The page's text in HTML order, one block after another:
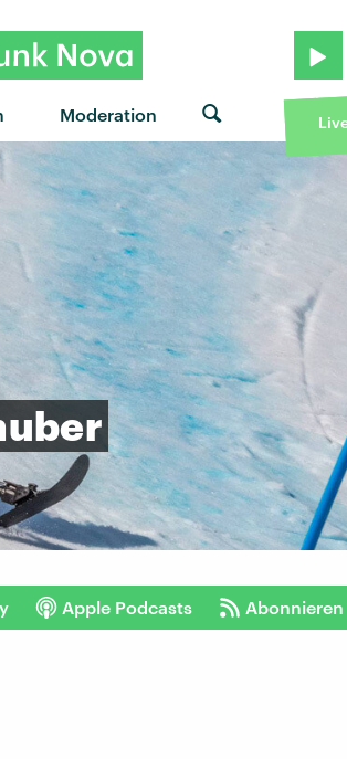
Moderation
Next Door" von JISKA · "Girl Next Door"
Apple Podcasts Abonnieren